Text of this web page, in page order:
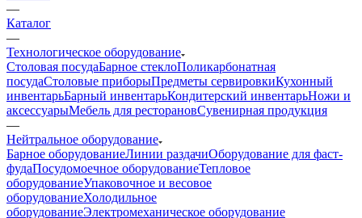
—
Каталог
—
Технологическое оборудование
Столовая посудаБарное стеклоПоликарбонатная
посудаСтоловые приборыПредметы сервировкиКухонный
инвентарьБарный инвентарьКондитерский инвентарьНожи и
аксессуарыМебель для ресторановСувенирная продукция
—
Нейтральное оборудование
Барное оборудованиеЛинии раздачиОборудование для фаст-
фудаПосудомоечное оборудованиеТепловое
оборудованиеУпаковочное и весовое
оборудованиеХолодильное
оборудованиеЭлектромеханическое оборудование